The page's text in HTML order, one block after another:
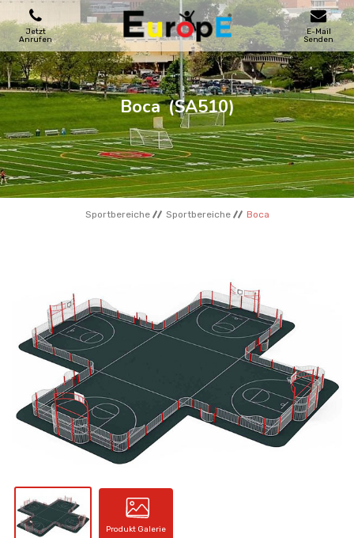
Jetzt
Anrufen
E-Mail
Senden
SPIELPLATZE
SKATEPARKS
HOLZHӒUSER
STADTMOBEL
REFERENZEN
KONTAKT
Boca (SA510)
Sportbereiche Sportbereiche Boca
Produkt Galerie